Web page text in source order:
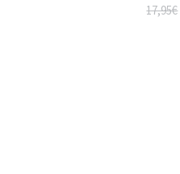
17,95€